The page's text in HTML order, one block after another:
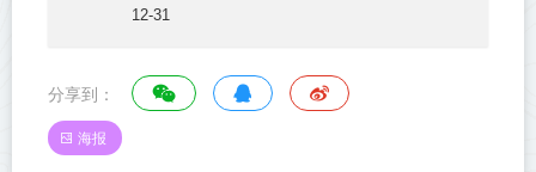
12-31
分享到：
海报